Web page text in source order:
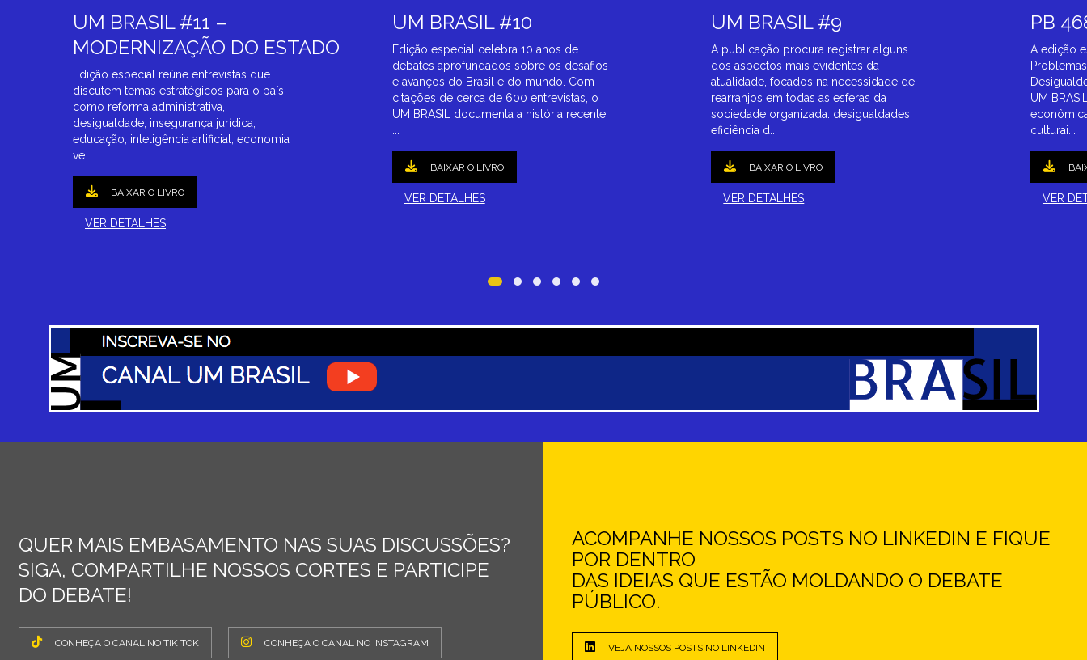
UM BRASIL #11 –
MODERNIZAÇÃO DO ESTADO
Edição especial reúne entrevistas que
discutem temas estratégicos para o país,
como reforma administrativa,
desigualdade, insegurança jurídica,
educação, inteligência artificial, economia
ve...
BAIXAR O LIVRO
VER DETALHES
UM BRASIL #10
Edição especial celebra 10 anos de
debates aprofundados sobre os desafios
e avanços do Brasil e do mundo. Com
citações de cerca de 600 entrevistas, o
UM BRASIL documenta a história recente,
BAIXAR O LIVRO
VER DETALHES
UM BRASIL #9
A publicação procura registrar alguns
dos aspectos mais evidentes da
atualidade, focados na necessidade de
rearranjos em todas as esferas da
sociedade organizada: desigualdades,
eficiência d...
BAIXAR O LIVRO
VER DETALHES
PB
A edição
UM
culturai...
VER
QUER MAIS EMBASAMENTO NAS SUAS DISCUSSÕES?
SIGA, COMPARTILHE NOSSOS CORTES E PARTICIPE
DO DEBATE!
CONHEÇA O CANAL NO TIK TOK CONHEÇA O CANAL NO INSTAGRAM
ACOMPANHE NOSSOS POSTS NO LINKEDIN E FIQUE
POR DENTRO
DAS IDEIAS QUE ESTÃO MOLDANDO O DEBATE
PÚBLICO.
VEJA NOSSOS POSTS NO LINKEDIN